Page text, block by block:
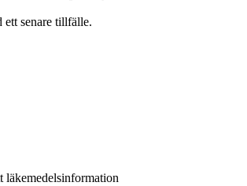
senare tillfälle.
läkemedelsinformation